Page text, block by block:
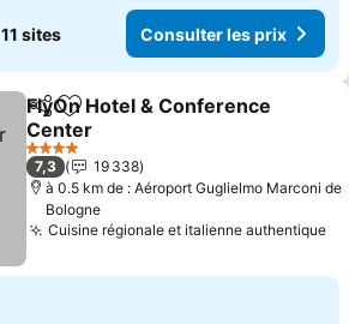
11 sites Consulter les prix
PartagerAjouter à mes favoris
FlyOn Hotel & Conference
Center
Consulter les prix
4 Étoiles
7,3
19 338
à 0.5 km de : Aéroport Guglielmo Marconi de
Bologne
Cuisine régionale et italienne authentique